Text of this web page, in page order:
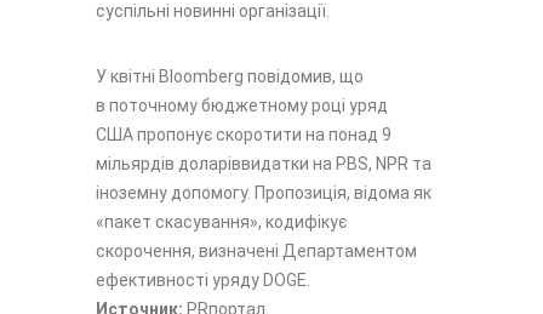
суспільні новинні організації.
У квітні Bloomberg повідомив, що
в поточному бюджетному році уряд
США пропонує скоротити на понад 9
мільярдів доларіввидатки на PBS, NPR та
іноземну допомогу. Пропозиція, відома як
«пакет скасування», кодифікує
скорочення, визначені Департаментом
ефективності уряду DOGE.
Источник: PRпортал